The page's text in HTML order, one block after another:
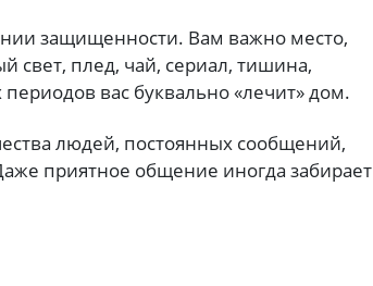
защищенности. Вам важно место,
плед, чай, сериал, тишина,
вас буквально «лечит» дом.
людей, постоянных сообщений,
приятное общение иногда забирает